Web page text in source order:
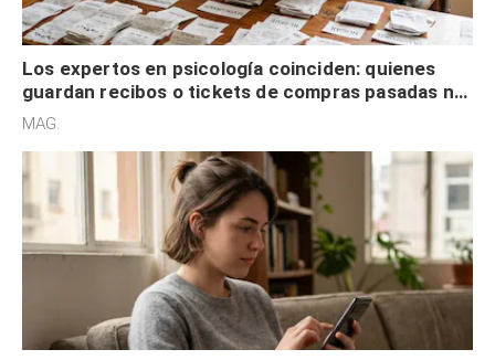
Los expertos en psicología coinciden: quienes
guardan recibos o tickets de compras pasadas no
son acumuladores, sino que tienen necesidad de
MAG.